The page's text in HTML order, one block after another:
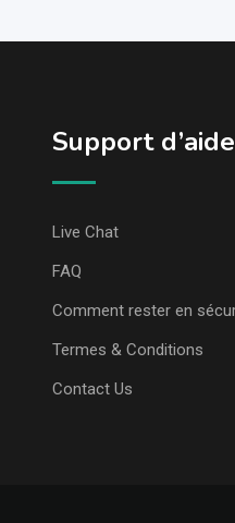
Support d’aide
Live Chat
FAQ
Comment rester en
Termes & Conditions
Contact Us